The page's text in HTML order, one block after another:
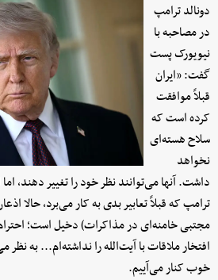
دونالد ترامپ
در مصاحبه با
نیویورک پست
گفت: «ایران
قبلاً موافقت
کرده است که
سلاح هسته‌ای
نخواهد
داشت. آنها می‌توانند نظر خود را تغییر دهند،
ترامپ که قبلاً تعابیر بدی به کار می‌برد، حالا
مجتبی خامنه‌ای در مذاکرات) دخیل است؛
افتخار ملاقات با آیت‌الله را نداشته‌ام... به نظر
خوب کنار می‌آییم.